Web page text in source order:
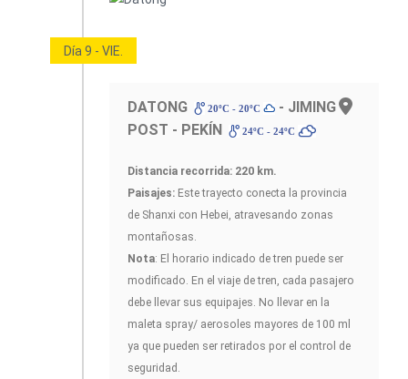
Día 9 - VIE.
DATONG 20ºC - 20ºC
- JIMING
POST - PEKÍN
24ºC - 24ºC
Distancia recorrida: 220 km.
Paisajes: Este trayecto conecta la provincia
de Shanxi con Hebei, atravesando zonas
montañosas.
Nota: El horario indicado de tren puede ser
modificado. En el viaje de tren, cada pasajero
debe llevar sus equipajes. No llevar en la
maleta spray/ aerosoles mayores de 100 ml
ya que pueden ser retirados por el control de
seguridad.